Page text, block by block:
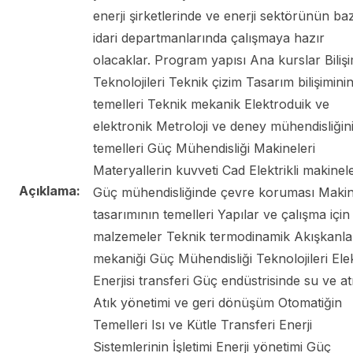
Açıklama:
enerji şirketlerinde ve enerji sektörünün
idari departmanlarında çalışmaya hazır
olacaklar. Program yapısı Ana kurslar
Teknolojileri Teknik çizim Tasarım bilişiminin
temelleri Teknik mekanik Elektroduik ve
elektronik Metroloji ve deney
temelleri Güç Mühendisliği Makineleri
Materyallerin kuvveti Cad Elektrikli
Güç mühendisliğinde çevre koruması
tasarımının temelleri Yapılar ve çalışma için
malzemeler Teknik termodinamik
mekaniği Güç Mühendisliği Teknolojileri
Enerjisi transferi Güç endüstrisinde su ve
Atık yönetimi ve geri dönüşüm Otomatiğin
Temelleri Isı ve Kütle Transferi Enerji
Sistemlerinin İşletimi Enerji yönetimi Güç